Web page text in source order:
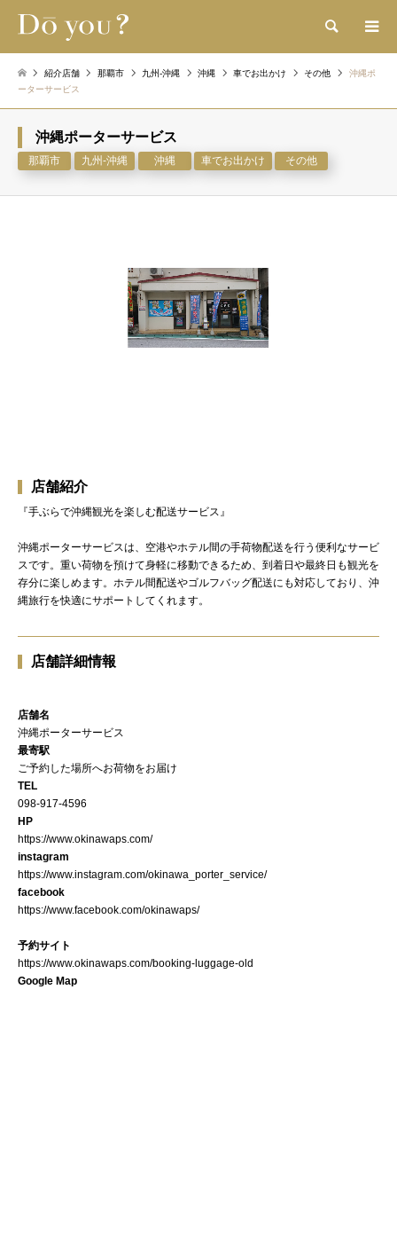
検索
紹介店舗 那覇市 九州-沖縄 沖縄 車でお出かけ その他
沖縄ポ
ーターサービス
沖縄ポーターサービス
那覇市 九州-沖縄 沖縄 車でお出かけ その他
店舗紹介
『手ぶらで沖縄観光を楽しむ配送サービス』
沖縄ポーターサービスは、空港やホテル間の手荷物配送を行う便利なサービ
スです。重い荷物を預けて身軽に移動できるため、到着日や最終日も観光を
存分に楽しめます。ホテル間配送やゴルフバッグ配送にも対応しており、沖
縄旅行を快適にサポートしてくれます。
店舗詳細情報
店舗名
沖縄ポーターサービス
最寄駅
ご予約した場所へお荷物をお届け
TEL
098-917-4596
HP
https://www.okinawaps.com/
instagram
https://www.instagram.com/okinawa_porter_service/
facebook
https://www.facebook.com/okinawaps/
予約サイト
https://www.okinawaps.com/booking-luggage-old
Google Map